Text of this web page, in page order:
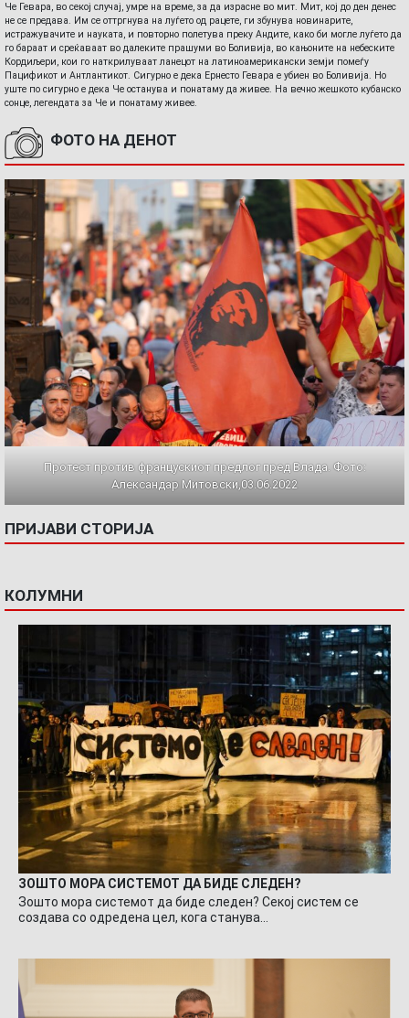
Че Гевара, во секој случај, умре на време, за да израсне во мит. Мит, кој до ден денес
не се предава. Им се оттргнува на луѓето од рацете, ги збунува новинарите,
истражувачите и науката, и повторно полетува преку Андите, како би могле луѓето да
го бараат и среќаваат во далеките прашуми во Боливија, во кањоните на небеските
Кордиљери, кои го наткрилуваат ланецот на латиноамерикански земји помеѓу
Пацификот и Антлантикот. Сигурно е дека Ернесто Гевара е убиен во Боливија. Но
уште по сигурно е дека Че останува и понатаму да живее. На вечно жешкото кубанско
сонце, легендата за Че и понатаму живее.
ФОТО НА ДЕНОТ
Протест против францускиот предлог пред Влада. Фото:
Александар Митовски,03.06.2022
ПРИЈАВИ СТОРИЈА
КОЛУМНИ
ЗОШТО МОРА СИСТЕМОТ ДА БИДЕ СЛЕДЕН?
Зошто мора системот да биде следен? Секој систем се
создава со одредена цел, кога станува…